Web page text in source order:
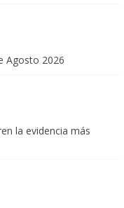
Agosto 2026
la evidencia más